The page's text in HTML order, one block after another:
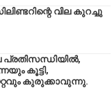
വില കുറച്ചു
പ്രതിസന്ധിയിൽ,
കൂട്ടി,
കുരുക്കാവുന്നു.